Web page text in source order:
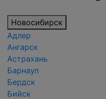
Новосибирск
Адлер
Ангарск
Астрахань
Барнаул
Бердск
Бийск